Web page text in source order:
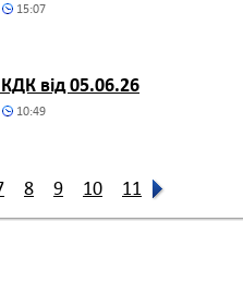
15:07
від 05.06.26
10:49
8 9 10 11